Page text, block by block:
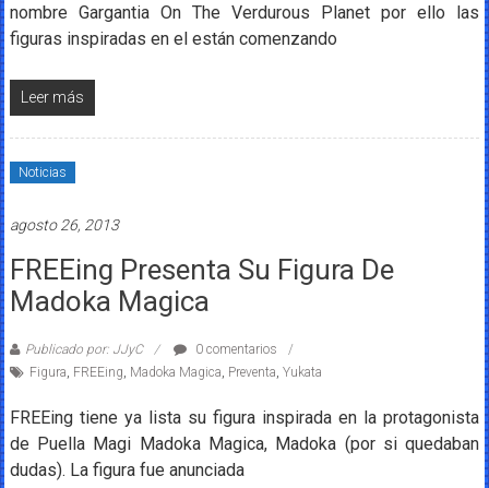
nombre Gargantia On The Verdurous Planet por ello las
figuras inspiradas en el están comenzando
Leer más
Noticias
agosto 26, 2013
FREEing Presenta Su Figura De
Madoka Magica
Publicado por: JJyC
0 comentarios
Figura, FREEing, Madoka Magica, Preventa, Yukata
FREEing tiene ya lista su figura inspirada en la protagonista
de Puella Magi Madoka Magica, Madoka (por si quedaban
dudas). La figura fue anunciada